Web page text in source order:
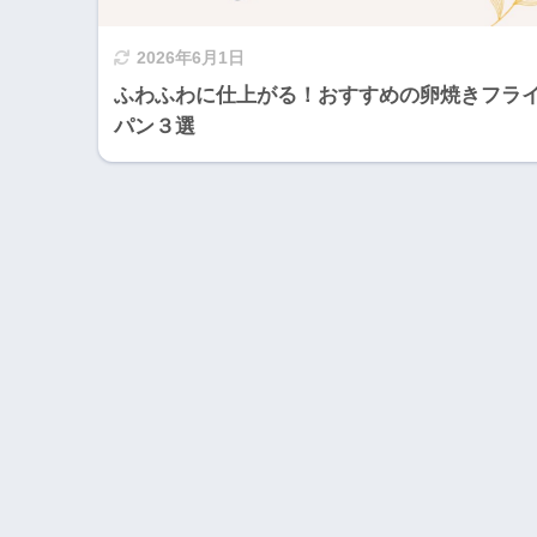
2026年6月1日
ふわふわに仕上がる！おすすめの卵焼きフラ
パン３選